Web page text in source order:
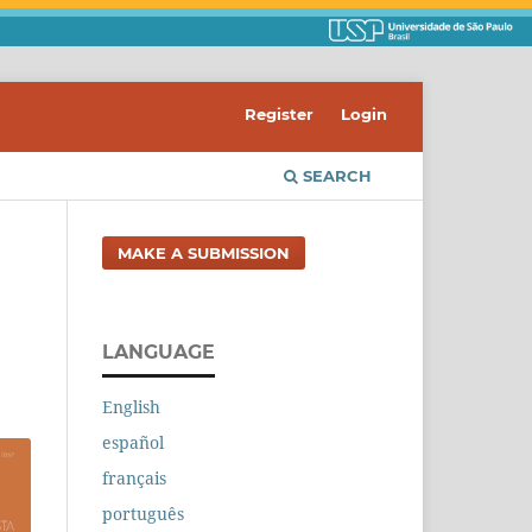
SEARCH
Register Login
MAKE A SUBMISSION
LANGUAGE
English
español
français
português